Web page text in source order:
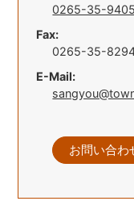
0265-35-9405
Fax:
0265-35-
E-Mail:
お問い合わ